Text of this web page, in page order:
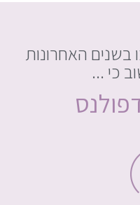
האחרונות
כי ...